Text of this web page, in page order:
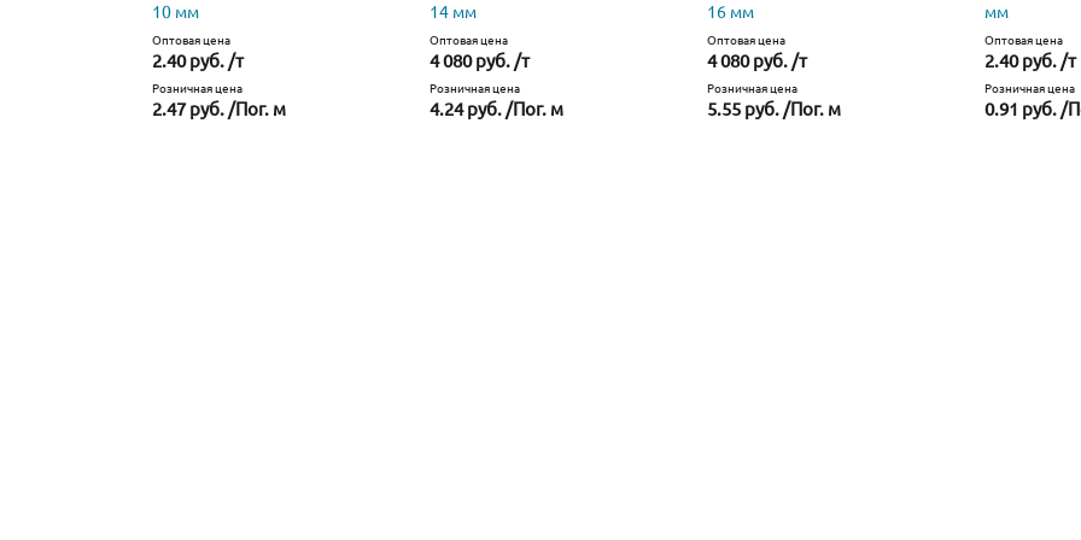
10 мм
Оптовая цена
2.40 руб. /т
Розничная цена
2.47 руб. /Пог. м
14 мм
Оптовая цена
4 080 руб. /т
Розничная цена
4.24 руб. /Пог. м
16 мм
Оптовая цена
4 080 руб. /т
Розничная цена
5.55 руб. /Пог. м
мм
Оптовая цена
2.40 руб. /т
Розничная цена
0.91 руб. /